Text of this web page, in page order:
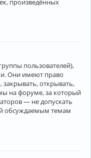
пользователей),
Они имеют право
закрывать, открывать,
на форуме, за который
— не допускать
обсуждаемым темам